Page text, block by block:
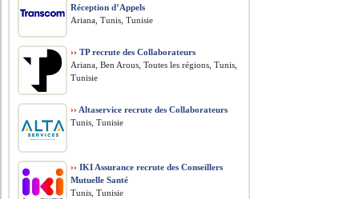
Réception d’Appels
Ariana, Tunis, Tunisie
›› TP recrute des Collaborateurs
Ariana, Ben Arous, Toutes les régions, Tunis,
Tunisie
›› Altaservice recrute des Collaborateurs
Tunis, Tunisie
›› IKI Assurance recrute des Conseillers
Mutuelle Santé
Tunis, Tunisie